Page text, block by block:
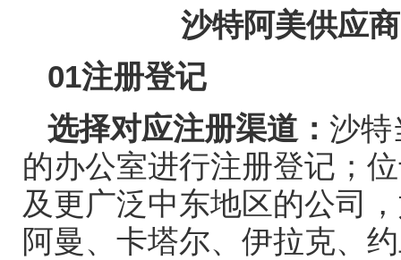
沙特阿美供应
01注册登记
选择对应注册渠道： 沙特
的办公室进行注册登记；
及更广泛中东地区的公司
阿曼、卡塔尔、伊拉克、